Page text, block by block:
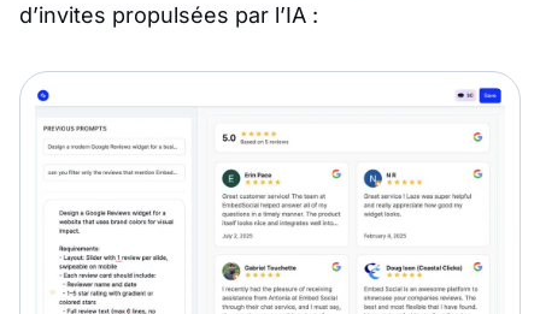
d’invites propulsées par l’IA :